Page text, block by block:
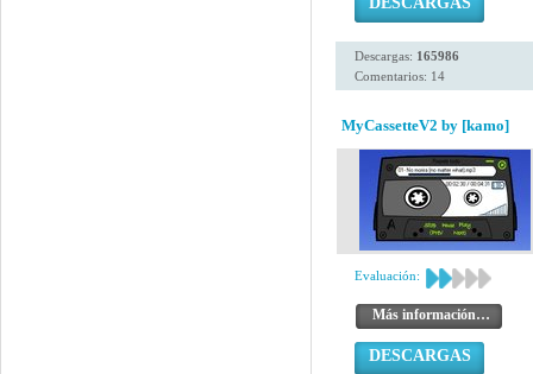
Descargas: 165986
Comentarios: 14
MyCassetteV2 by [kamo]
Evaluación:
Más información…
DESCARGAS